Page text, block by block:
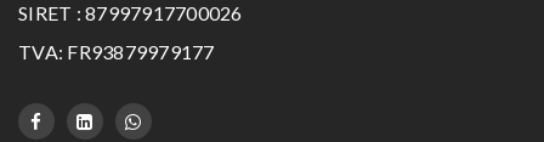
SIRET : 87997917700026
TVA: FR93879979177